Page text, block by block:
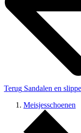
Terug Sandalen en
Meisjesschoenen